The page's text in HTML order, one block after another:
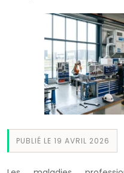
PUBLIÉ LE 19 AVRIL 2026